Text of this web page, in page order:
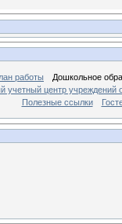
работы
Дошкольное
учетный центр учреждений
Полезные ссылки